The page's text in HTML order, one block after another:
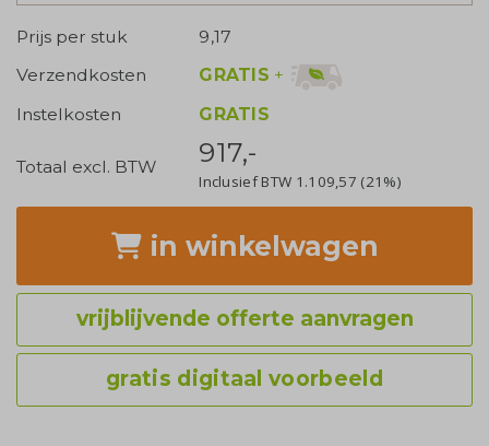
Prijs per stuk
9,17
Verzendkosten
GRATIS +
Instelkosten
GRATIS
Totaal excl. BTW 917,-
Inclusief BTW 1.109,57 (21%)
in winkelwagen
vrijblijvende offerte aanvragen
gratis digitaal voorbeeld